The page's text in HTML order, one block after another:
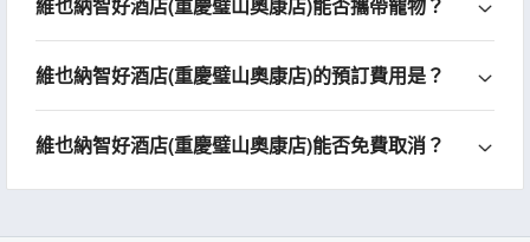
維也納智好酒店(重慶璧山奧康店)的預訂費用是？
維也納智好酒店(重慶璧山奧康店)能否免費取消？